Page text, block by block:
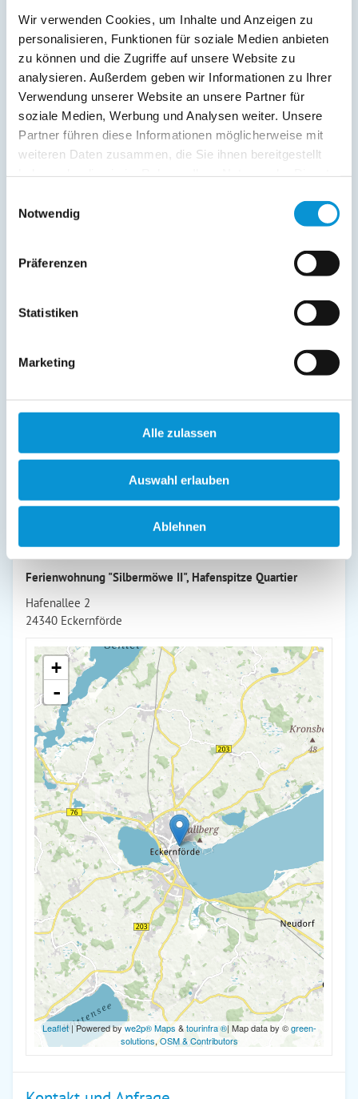
Wir verwenden Cookies, um Inhalte und Anzeigen zu
personalisieren, Funktionen für soziale Medien anbieten
zu können und die Zugriffe auf unsere Website zu
analysieren. Außerdem geben wir Informationen zu Ihrer
Verwendung unserer Website an unsere Partner für
soziale Medien, Werbung und Analysen weiter. Unsere
Partner führen diese Informationen möglicherweise mit
weiteren Daten zusammen, die Sie ihnen bereitgestellt
Notwendig
Präferenzen
Statistiken
Marketing
Alle zulassen
Auswahl erlauben
Ablehnen
Frühstück möglich
Sonstiges:
Gäste-WC 1 Liege und 1 Sonnenschirm vorhanden Safe
abschließbarer Fahrradraum in der Tiefgarage vorhanden
Frühstück möglich im Café Adele Hafenspitze 2 Sehr
gepflegte 4 Sterne Plus WohnungDer Endreinigungspreis
beinhaltet eine Basisausstattung an Bett- und Badwäsche
Gebühr gemietet werden.
Beschreibung
Herzlich Willkommen in unserer Silbermöwe II - Hafenspitze
QuartierRuhig und doch mittendrin! Direkt im neuen Teil
die liebevoll eingerichtete Ferienwohnung "Silbermöwe II".
Fühlen Sie sich in dieser modern-maritim und hochwertig
Sie die Nähe zum Strand und die nur wenige Fußminuten
Restaurants und Einkaufsmöglichkeiten.
Lage & Adresse des Objektes
Ferienwohnung "Silbermöwe II", Hafenspitze Quartier
Hafenallee 2
24340 Eckernförde
+
-
Leaflet| Powered bywe2p® Maps &tourinfra ®| Map data by ©green-
solutions,OSM & Contributors